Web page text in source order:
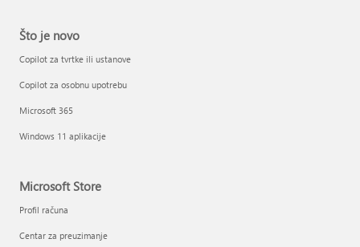
Što je novo
Copilot za tvrtke ili ustanove
Copilot za osobnu upotrebu
Microsoft 365
Windows 11 aplikacije
Microsoft Store
Profil računa
Centar za preuzimanje